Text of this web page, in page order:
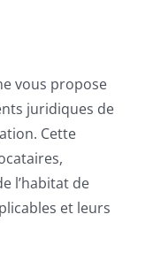
vous propose
juridiques de
Cette
l’habitat de
et leurs